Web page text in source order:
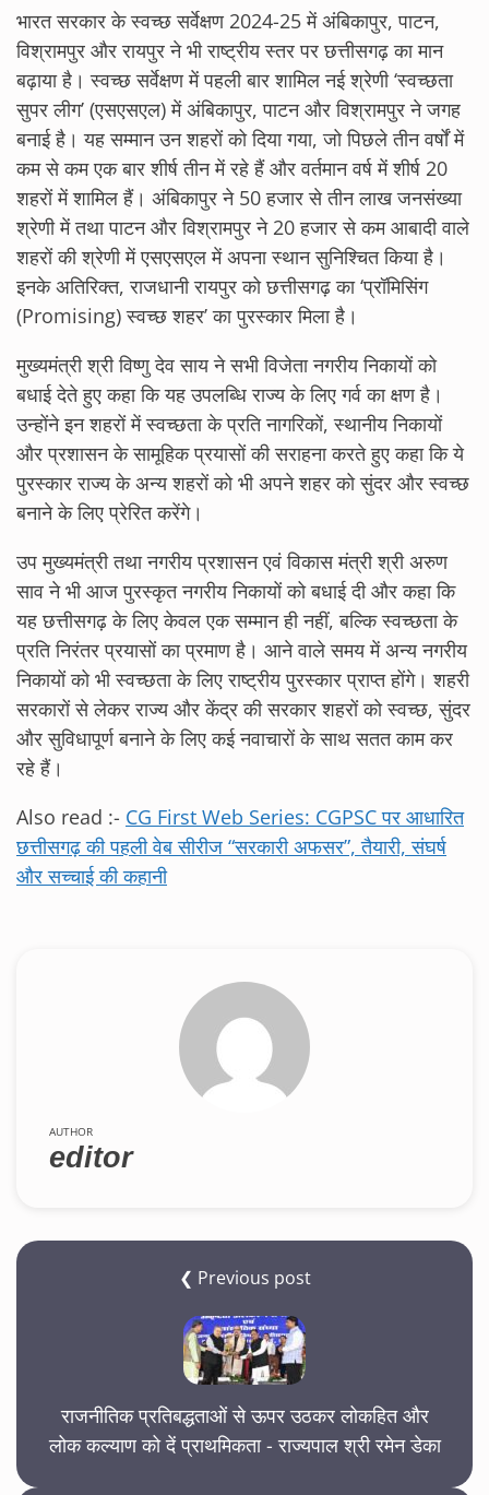
भारत सरकार के स्वच्छ सर्वेक्षण 2024-25 में अंबिकापुर, पाटन,
विश्रामपुर और रायपुर ने भी राष्ट्रीय स्तर पर छत्तीसगढ़ का मान
बढ़ाया है। स्वच्छ सर्वेक्षण में पहली बार शामिल नई श्रेणी ‘स्वच्छता
सुपर लीग’ (एसएसएल) में अंबिकापुर, पाटन और विश्रामपुर ने जगह
बनाई है। यह सम्मान उन शहरों को दिया गया, जो पिछले तीन वर्षों में
कम से कम एक बार शीर्ष तीन में रहे हैं और वर्तमान वर्ष में शीर्ष 20
शहरों में शामिल हैं। अंबिकापुर ने 50 हजार से तीन लाख जनसंख्या
श्रेणी में तथा पाटन और विश्रामपुर ने 20 हजार से कम आबादी वाले
शहरों की श्रेणी में एसएसएल में अपना स्थान सुनिश्चित किया है।
इनके अतिरिक्त, राजधानी रायपुर को छत्तीसगढ़ का ‘प्रॉमिसिंग
(Promising) स्वच्छ शहर’ का पुरस्कार मिला है।
मुख्यमंत्री श्री विष्णु देव साय ने सभी विजेता नगरीय निकायों को
बधाई देते हुए कहा कि यह उपलब्धि राज्य के लिए गर्व का क्षण है।
उन्होंने इन शहरों में स्वच्छता के प्रति नागरिकों, स्थानीय निकायों
और प्रशासन के सामूहिक प्रयासों की सराहना करते हुए कहा कि ये
पुरस्कार राज्य के अन्य शहरों को भी अपने शहर को सुंदर और स्वच्छ
बनाने के लिए प्रेरित करेंगे।
उप मुख्यमंत्री तथा नगरीय प्रशासन एवं विकास मंत्री श्री अरुण
साव ने भी आज पुरस्कृत नगरीय निकायों को बधाई दी और कहा कि
यह छत्तीसगढ़ के लिए केवल एक सम्मान ही नहीं, बल्कि स्वच्छता के
प्रति निरंतर प्रयासों का प्रमाण है। आने वाले समय में अन्य नगरीय
निकायों को भी स्वच्छता के लिए राष्ट्रीय पुरस्कार प्राप्त होंगे। शहरी
सरकारों से लेकर राज्य और केंद्र की सरकार शहरों को स्वच्छ, सुंदर
और सुविधापूर्ण बनाने के लिए कई नवाचारों के साथ सतत काम कर
रहे हैं।
Also read :- CG First Web Series: CGPSC पर आधारित
छत्तीसगढ़ की पहली वेब सीरीज “सरकारी अफसर”, तैयारी, संघर्ष
और सच्चाई की कहानी
AUTHOR
editor
❮ Previous post
राजनीतिक प्रतिबद्धताओं से ऊपर उठकर लोकहित और
लोक कल्याण को दें प्राथमिकता - राज्यपाल श्री रमेन डेका